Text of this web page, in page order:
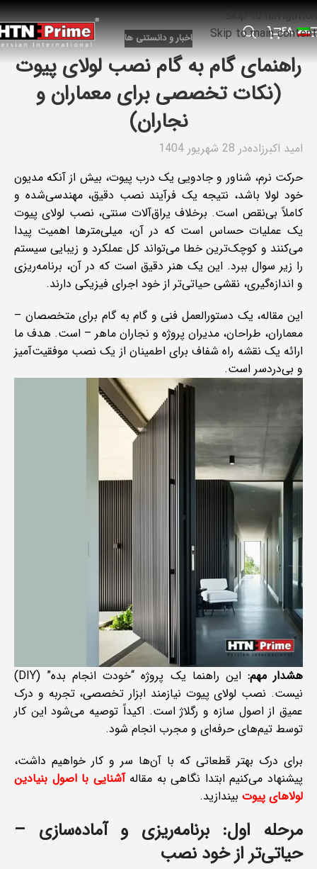
Skip to navigation
Skip to main content
FA اخبار و دانستنی ها
راهنمای گام به گام نصب لولای پیوت
(نکات تخصصی برای معماران و
نجاران)
امید اکبرزادهدر 28 شهریور 1404
حرکت نرم، شناور و جادویی یک درب پیوت، بیش از آنکه مدیون
خود لولا باشد، نتیجه یک فرآیند نصب دقیق، مهندسی‌شده و
کاملاً بی‌نقص است. برخلاف یراق‌آلات سنتی، نصب لولای پیوت
یک عملیات حساس است که در آن، میلی‌مترها اهمیت پیدا
می‌کنند و کوچک‌ترین خطا می‌تواند کل عملکرد و زیبایی سیستم
را زیر سوال ببرد. این یک هنر دقیق است که در آن، برنامه‌ریزی
و اندازه‌گیری، نقشی حیاتی‌تر از خود اجرای فیزیکی دارند.
این مقاله، یک دستورالعمل فنی و گام به گام برای متخصصان –
معماران، طراحان، مدیران پروژه و نجاران ماهر – است. هدف ما
ارائه یک نقشه راه شفاف برای اطمینان از یک نصب موفقیت‌آمیز
و بی‌دردسر است.
هشدار مهم:
این راهنما یک پروژه “خودت انجام بده” (DIY)
نیست. نصب لولای پیوت نیازمند ابزار تخصصی، تجربه و درک
عمیق از اصول سازه و رگلاژ است. اکیداً توصیه می‌شود این کار
توسط تیم‌های حرفه‌ای و مجرب انجام شود.
برای درک بهتر قطعاتی که با آن‌ها سر و کار خواهیم داشت،
پیشنهاد می‌کنیم ابتدا نگاهی به مقالهآشنایی با اصول بنیادین
لولاهای پیوت بیندازید.
مرحله اول: برنامه‌ریزی و آماده‌سازی –
حیاتی‌تر از خود نصب